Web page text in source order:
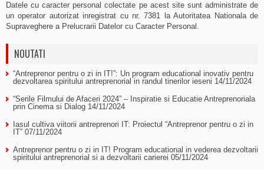
Datele cu caracter personal colectate pe acest site sunt administrate de
un operator autorizat inregistrat cu nr. 7381 la Autoritatea Nationala de
Supraveghere a Prelucrarii Datelor cu Caracter Personal.
NOUTATI
“Antreprenor pentru o zi in IT!”: Un program educational inovativ pentru
dezvoltarea spiritului antreprenorial in randul tinerilor ieseni 14/11/2024
“Serile Filmului de Afaceri 2024” – Inspiratie si Educatie Antreprenoriala
prin Cinema si Dialog 14/11/2024
Iasul cultiva viitorii antreprenori IT: Proiectul “Antreprenor pentru o zi in
IT” 07/11/2024
Antreprenor pentru o zi in IT! Program educational in vederea dezvoltarii
spiritului antreprenorial si a dezvoltarii carierei 05/11/2024